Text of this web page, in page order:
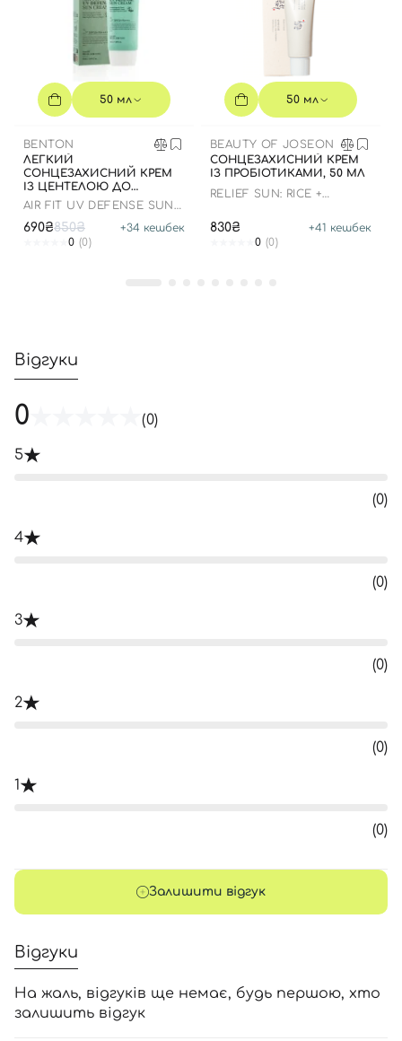
50 мл
BENTON
ЛЕГКИЙ
СОНЦЕЗАХИСНИЙ КРЕМ
ІЗ ЦЕНТЕЛОЮ ДО
07.01.2027 РОКУ
AIR FIT UV DEFENSE SUN
690₴850₴ +34 кешбек
0 (0)
50 мл
BEAUTY OF JOSEON
СОНЦЕЗАХИСНИЙ КРЕМ
ІЗ ПРОБІОТИКАМИ, 50 МЛ
RELIEF SUN: RICE +
830₴ +41 кешбек
0 (0)
Відгуки
0 (0)
5
(0)
4
(0)
3
(0)
2
(0)
1
(0)
Залишити відгук
Відгуки
На жаль, відгуків ще немає, будь першою, хто
залишить відгук